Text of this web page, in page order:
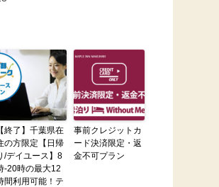
【終了】千葉県在
の方限定【日帰
/デイユース】8
-20時の最大12
間利用可能！テ
事前クレジットカ
ード決済限定・返
金不可プラン